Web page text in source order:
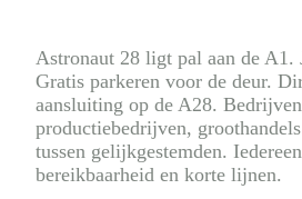
Astronaut 28 ligt pal aan de A1.
Gratis parkeren voor de deur.
aansluiting op de A28.
productiebedrijven,
tussen gelijkgestemden.
bereikbaarheid en korte lijnen.